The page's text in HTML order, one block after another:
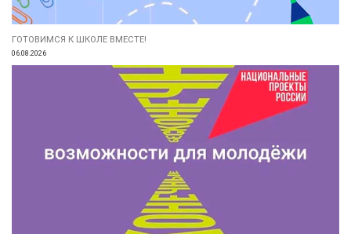
ГОТОВИМСЯ К ШКОЛЕ ВМЕСТЕ!
06.08.2026